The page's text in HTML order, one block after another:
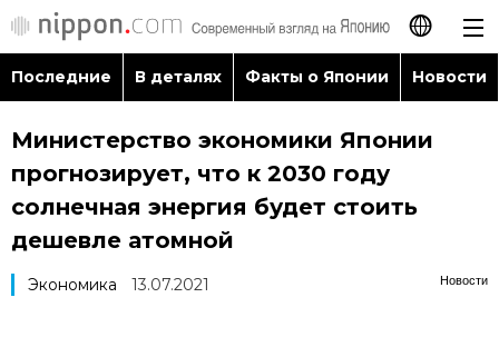
日本語
English
Последние
В деталях
Последние В деталях Факты о Японии Новости
Министерство экономики Японии
прогнозирует, что к 2030 году
солнечная энергия будет стоить
дешевле атомной
Новости
Экономика 13.07.2021